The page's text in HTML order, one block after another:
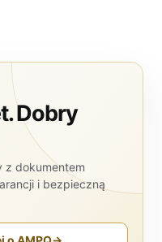
Dobry
z dokumentem
i bezpieczną